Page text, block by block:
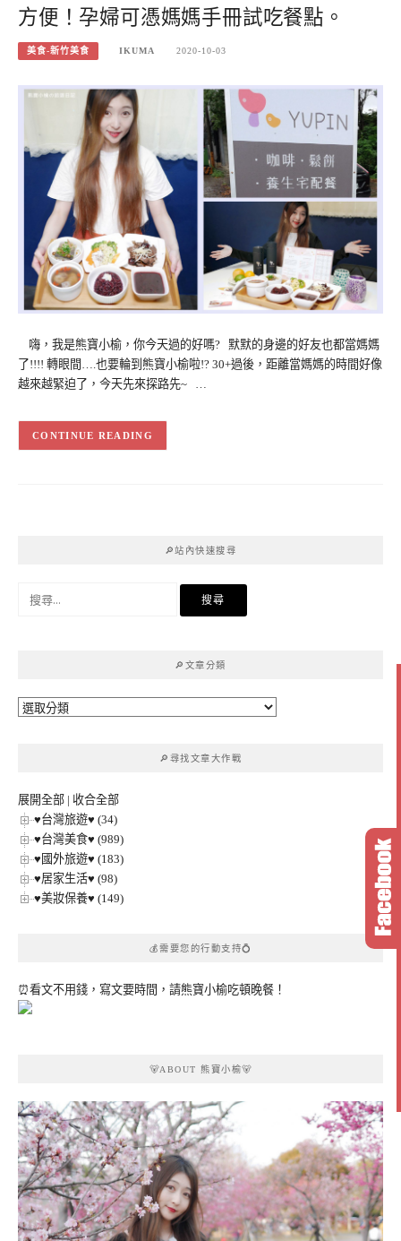
方便！孕婦可憑媽媽手冊試吃餐點。
美食-新竹美食 IKUMA 2020-10-03
嗨，我是熊寶小榆，你今天過的好嗎? 默默的身邊的好友也都當媽媽
了!!!! 轉眼間….也要輪到熊寶小榆啦!? 30+過後，距離當媽媽的時間好像
越來越緊迫了，今天先來探路先~ …
CONTINUE READING
🔎站內快速搜尋
🔎文章分類
🔎
🔎尋找文章大作戰
展開全部 | 收合全部
♥台灣旅遊♥ (34)
♥台灣美食♥ (989)
♥國外旅遊♥ (183)
♥居家生活♥ (98)
♥美妝保養♥ (149)
💰需要您的行動支持💍
⏰看文不用錢，寫文要時間，請熊寶小榆吃頓晚餐！
🐻ABOUT 熊寶小榆🐻